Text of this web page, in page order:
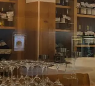
び、年間数千種類を
り揃えています。